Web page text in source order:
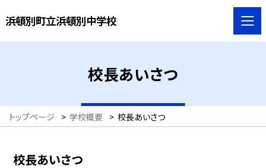
浜頓別町立浜頓別中学校
校長あいさつ
トップページ > 学校概要 > 校長あいさつ
校長あいさつ